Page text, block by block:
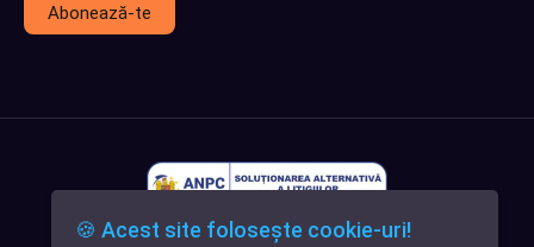
Abonează-te
🍪 Acest site folosește cookie-uri!